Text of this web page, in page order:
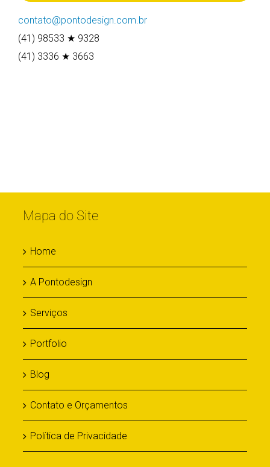
contato@pontodesign.com.br
(41) 98533 ★ 9328
(41) 3336 ★ 3663
Mapa do Site
Home
A Pontodesign
Serviços
Portfolio
Blog
Contato e Orçamentos
Política de Privacidade